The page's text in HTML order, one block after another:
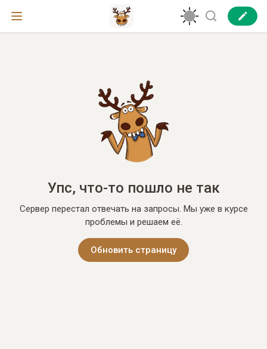
Упс, что-то пошло не так
Сервер перестал отвечать на запросы. Мы уже в курсе
проблемы и решаем её.
Обновить страницу